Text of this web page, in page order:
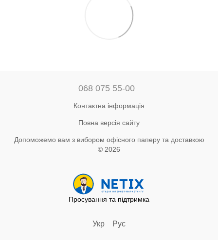
068 075 55-00
Контактна інформація
Повна версія сайту
Допоможемо вам з вибором офісного паперу та доставкою
© 2026
Просування та підтримка
Укр Рус